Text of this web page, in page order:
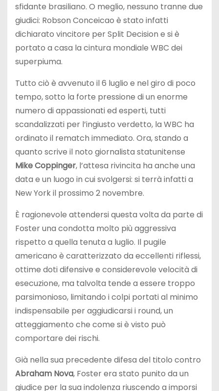
sfidante brasiliano. O meglio, nessuno tranne due
giudici: Robson Conceicao è stato infatti
dichiarato vincitore per Split Decision e si è
portato a casa la cintura mondiale WBC dei
superpiuma.
Tutto ciò è avvenuto il 6 luglio e nel giro di poco
tempo, sotto la forte pressione di un enorme
numero di appassionati ed esperti, tutti
scandalizzati per l’ingiusto verdetto, la WBC ha
ordinato il rematch immediato. Ora, stando a
quanto scrive il noto giornalista statunitense
Mike Coppinger, l’attesa rivincita ha anche una
data e un luogo in cui svolgersi: si terrà infatti a
New York il prossimo 2 novembre.
È ragionevole attendersi questa volta da parte di
Foster una condotta molto più aggressiva
rispetto a quella tenuta a luglio. Il pugile
americano è caratterizzato da eccellenti riflessi,
ottime doti difensive e considerevole velocità di
esecuzione, ma talvolta tende a essere troppo
parsimonioso, limitando i colpi portati al minimo
indispensabile per aggiudicarsi i round, un
atteggiamento che come si è visto può
comportare dei rischi.
Già nella sua precedente difesa del titolo contro
Abraham Nova, Foster era stato punito da un
giudice per la sua indolenza riuscendo a imporsi